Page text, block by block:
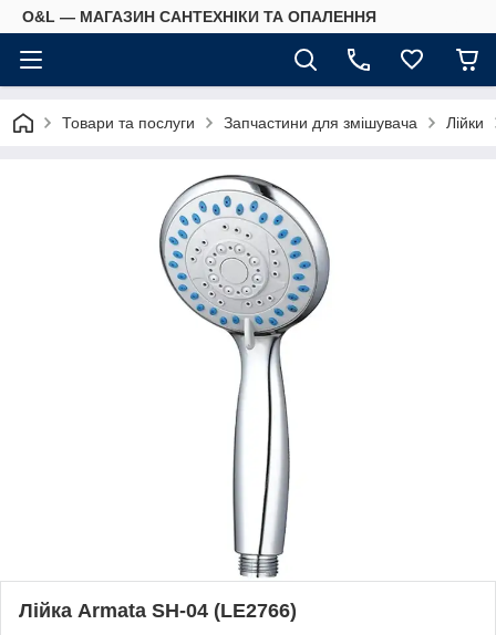
O&L — МАГАЗИН САНТЕХНІКИ ТА ОПАЛЕННЯ
Товари та послуги Запчастини для змішувача Лійки
Лійка Armata SH-04 (LE2766)